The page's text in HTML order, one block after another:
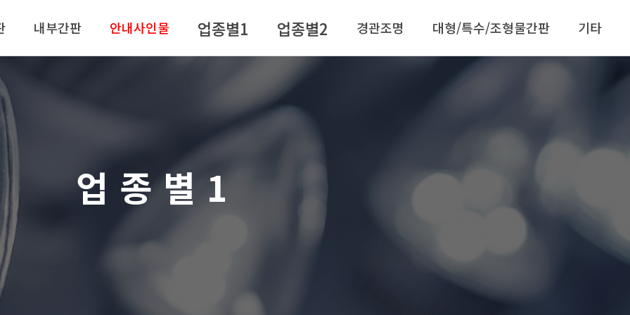
내부간판 안내사인물 업종별1 업종별2 경관조명 대형/특수/조형물간판 기타
업종별1